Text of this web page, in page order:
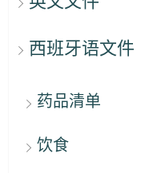
西班牙语文件
药品清单
饮食